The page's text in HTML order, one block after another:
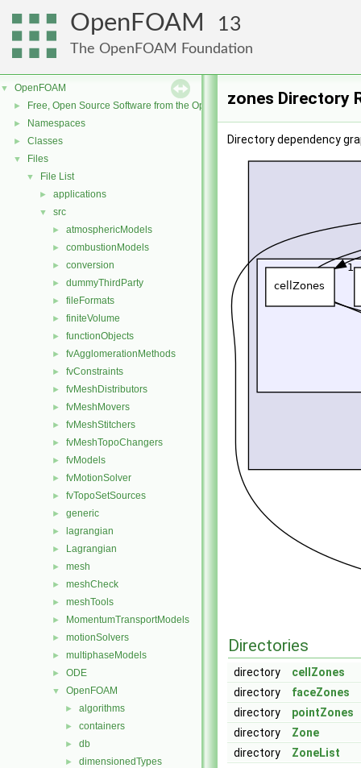
OpenFOAM 13
The OpenFOAM Foundation
▼ OpenFOAM
► Free, Open Source Software from the OpenFOAM Foundation
► Namespaces
► Classes
▼ Files
▼ File List
► applications
▼ src
► atmosphericModels
► combustionModels
► conversion
► dummyThirdParty
► fileFormats
► finiteVolume
► functionObjects
► fvAgglomerationMethods
► fvConstraints
► fvMeshDistributors
► fvMeshMovers
► fvMeshStitchers
► fvMeshTopoChangers
► fvModels
► fvMotionSolver
► fvTopoSetSources
► generic
► lagrangian
► Lagrangian
► mesh
► meshCheck
► meshTools
► MomentumTransportModels
► motionSolvers
► multiphaseModels
► ODE
▼ OpenFOAM
► algorithms
► containers
► db
► dimensionedTypes
zones Directory
Directory dependency
Directories
directory
cellZones
directory
faceZones
directory
pointZones
directory
Zone
directory
ZoneList